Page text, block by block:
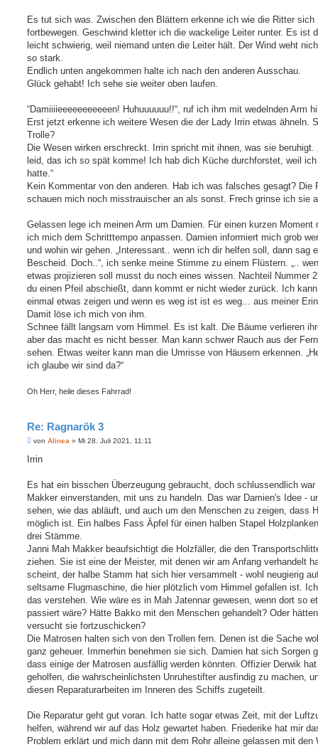
a
Es tut sich was. Zwischen den Blättern erkenne ich wie die Ritter sich
fortbewegen. Geschwind kletter ich die wackelige Leiter runter. Es ist
leicht schwierig, weil niemand unten die Leiter hält. Der Wind weht
so stark.
Endlich unten angekommen halte ich nach den anderen Ausschau.
Glück gehabt! Ich sehe sie weiter oben laufen.
“Damiiiieeeeeeeeeeen! Huhuuuuuu!!“, ruf ich ihm mit wedelnden Arm
Erst jetzt erkenne ich weitere Wesen die der Lady Irrin etwas ähneln.
Trolle?
Die Wesen wirken erschreckt. Irrin spricht mit ihnen, was sie beruhigt.
leid, das ich so spät komme! Ich hab dich Küche durchforstet, weil ich
hatte.“
Kein Kommentar von den anderen. Hab ich was falsches gesagt? Die
schauen mich noch misstrauischer an als sonst. Frech grinse ich sie
Gelassen lege ich meinen Arm um Damien. Für einen kurzen Moment
ich mich dem Schritttempo anpassen. Damien informiert mich grob
und wohin wir gehen. „Interessant.. wenn ich dir helfen soll, dann sag
Bescheid. Doch..“, ich senke meine Stimme zu einem Flüstern. „..
etwas projizieren soll musst du noch eines wissen. Nachteil Nummer
du einen Pfeil abschießt, dann kommt er nicht wieder zurück. Ich
einmal etwas zeigen und wenn es weg ist ist es weg... aus meiner
Damit löse ich mich von ihm.
Schnee fällt langsam vom Himmel. Es ist kalt. Die Bäume verlieren
aber das macht es nicht besser. Man kann schwer Rauch aus der
sehen. Etwas weiter kann man die Umrisse von Häusern erkennen.
ich glaube wir sind da?“
Oh Herr, heile dieses Fahrrad!
Re: Ragnarök 3
B
i
a
von Alinea » Mi 28. Juli 2021, 11:11
Irrin
Es hat ein bisschen Überzeugung gebraucht, doch schlussendlich war
Makker einverstanden, mit uns zu handeln. Das war Damien's Idee -
sehen, wie das abläuft, und auch um den Menschen zu zeigen, dass
möglich ist. Ein halbes Fass Äpfel für einen halben Stapel
drei Stämme.
Janni Mah Makker beaufsichtigt die Holzfäller, die den
ziehen. Sie ist eine der Meister, mit denen wir am Anfang verhandelt
scheint, der halbe Stamm hat sich hier versammelt - wohl neugierig
seltsame Flugmaschine, die hier plötzlich vom Himmel gefallen ist.
das verstehen. Wie wäre es in Mah Jatennar gewesen, wenn dort so
passiert wäre? Hätte Bakko mit den Menschen gehandelt? Oder
versucht sie fortzuschicken?
Die Matrosen halten sich von den Trollen fern. Denen ist die Sache
ganz geheuer. Immerhin benehmen sie sich. Damien hat sich Sorgen
dass einige der Matrosen ausfällig werden könnten. Offizier Derwik hat
geholfen, die wahrscheinlichsten Unruhestifter ausfindig zu machen,
diesen Reparaturarbeiten im Inneren des Schiffs zugeteilt.
Die Reparatur geht gut voran. Ich hatte sogar etwas Zeit, mit der
helfen, während wir auf das Holz gewartet haben. Friederike hat mir
Problem erklärt und mich dann mit dem Rohr alleine gelassen mit den